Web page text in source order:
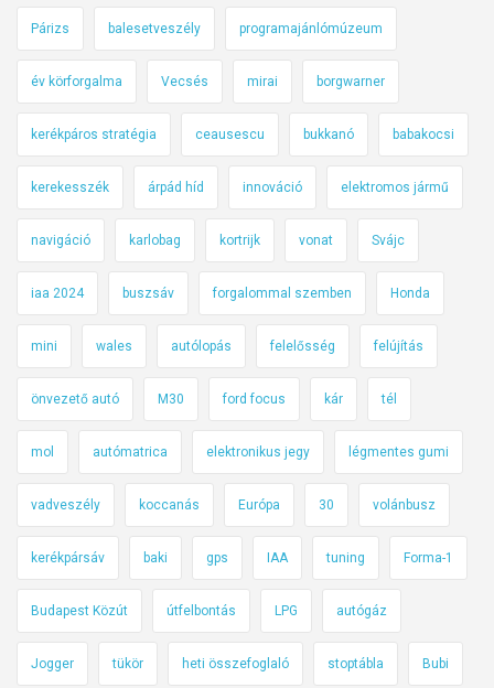
Párizs balesetveszély programajánlómúzeum
év körforgalma Vecsés mirai borgwarner
kerékpáros stratégia ceausescu bukkanó babakocsi
kerekesszék árpád híd innováció elektromos jármű
navigáció karlobag kortrijk vonat Svájc
iaa 2024 buszsáv forgalommal szemben Honda
mini wales autólopás felelősség felújítás
önvezető autó M30 ford focus kár tél
mol autómatrica elektronikus jegy légmentes gumi
vadveszély koccanás Európa 30 volánbusz
kerékpársáv baki gps IAA tuning Forma-1
Budapest Közút útfelbontás LPG autógáz
Jogger tükör heti összefoglaló stoptábla Bubi